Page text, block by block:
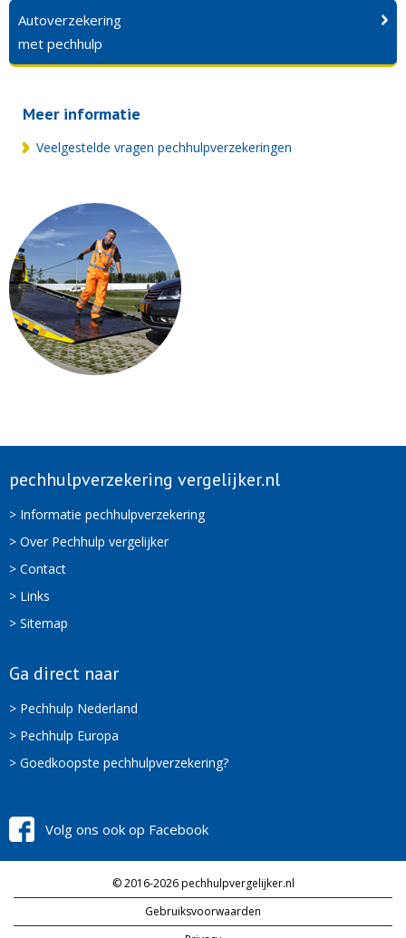
Autoverzekering
met pechhulp
Meer informatie
Veelgestelde vragen pechhulpverzekeringen
pechhulpverzekering vergelijker.nl
> Informatie pechhulpverzekering
> Over Pechhulp vergelijker
> Contact
> Links
> Sitemap
Ga direct naar
> Pechhulp Nederland
> Pechhulp Europa
> Goedkoopste pechhulpverzekering?
Volg ons ook op Facebook
© 2016-2026 pechhulpvergelijker.nl
Gebruiksvoorwaarden